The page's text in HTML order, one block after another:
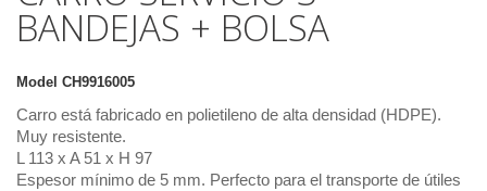
BANDEJAS + BOLSA
Model CH9916005
Carro está fabricado en polietileno de alta densidad (HDPE).
Muy resistente.
L 113 x A 51 x H 97
Espesor mínimo de 5 mm. Perfecto para el transporte de útiles